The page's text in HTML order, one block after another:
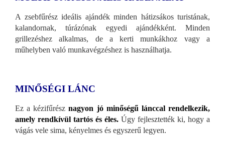
A zsebfűrész ideális ajándék minden hátizsákos turistának,
kalandornak, túrázónak egyedi ajándékként. Minden
grillezéshez alkalmas, de a kerti munkákhoz vagy a
műhelyben való munkavégzéshez is használhatja.
MINŐSÉGI LÁNC
Ez a kézifűrésznagyon jó minőségű lánccal rendelkezik,
amely rendkívül tartós és éles. Úgy fejlesztették ki, hogy a
vágás vele sima, kényelmes és egyszerű legyen.